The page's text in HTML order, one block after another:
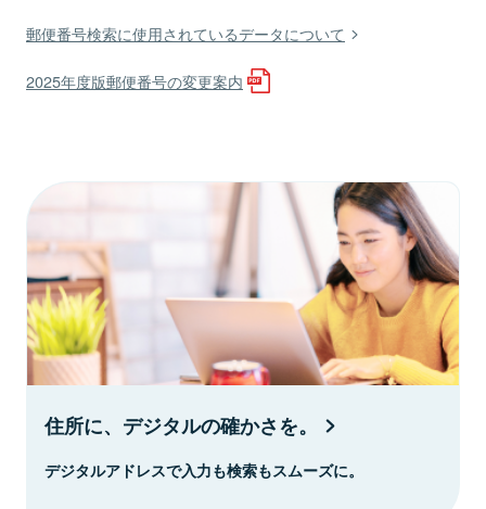
郵便番号検索に使用されているデータについて
2025年度版郵便番号の変更案内
住所に、デジタルの確かさを。
デジタルアドレスで入力も検索もスムーズに。